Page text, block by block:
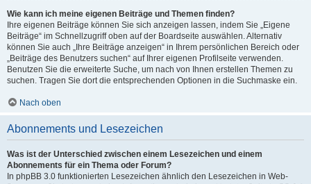
Wie kann ich meine eigenen Beiträge und Themen finden?
Ihre eigenen Beiträge können Sie sich anzeigen lassen, indem Sie „Eigene
Beiträge“ im Schnellzugriff oben auf der Boardseite auswählen. Alternativ
können Sie auch „Ihre Beiträge anzeigen“ in Ihrem persönlichen Bereich oder
„Beiträge des Benutzers suchen“ auf Ihrer eigenen Profilseite verwenden.
Benutzen Sie die erweiterte Suche, um nach von Ihnen erstellen Themen zu
suchen. Tragen Sie dort die entsprechenden Optionen in die Suchmaske ein.
Nach oben
Abonnements und Lesezeichen
Was ist der Unterschied zwischen einem Lesezeichen und einem
Abonnements für ein Thema oder Forum?
In phpBB 3.0 funktionierten Lesezeichen ähnlich den Lesezeichen in Web-